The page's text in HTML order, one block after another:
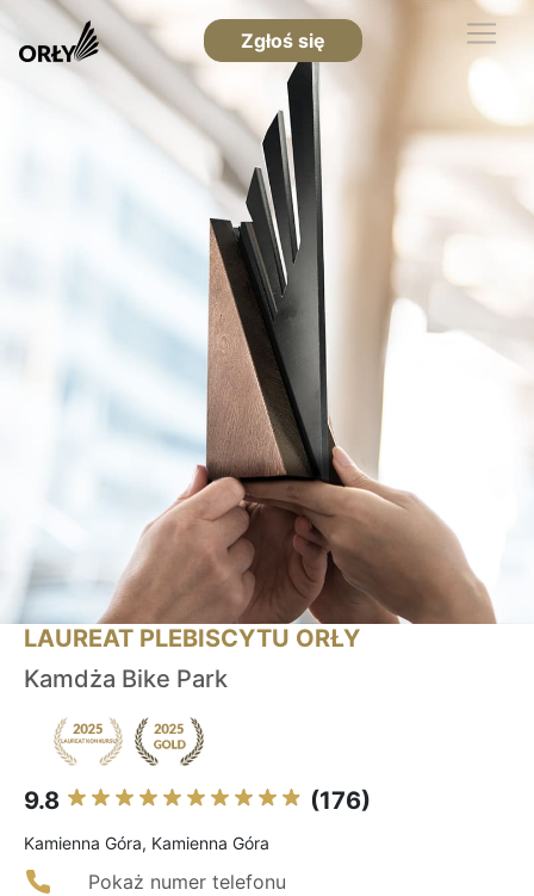
Zgłoś się
LAUREAT PLEBISCYTU ORŁY
Kamdża Bike Park
9.8 (176)
Kamienna Góra, Kamienna Góra
Pokaż numer telefonu